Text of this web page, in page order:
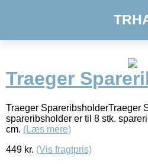
Traeger
Traeger SpareribsholderTraeger
spareribsholder er til 8 stk.
cm. (Læs mere)
449 kr. (Vis fragtpris)